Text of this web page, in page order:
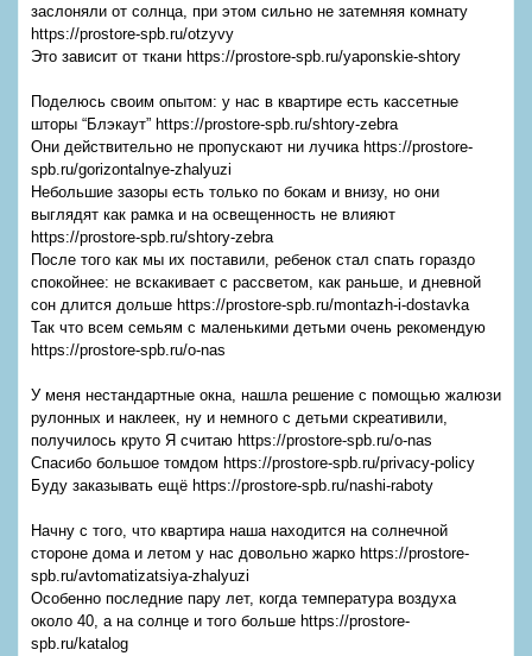
заслоняли от солнца, при этом сильно не затемняя комнату
https://prostore-spb.ru/otzyvy
Это зависит от ткани https://prostore-spb.ru/yaponskie-shtory
Поделюсь своим опытом: у нас в квартире есть кассетные
шторы “Блэкаут” https://prostore-spb.ru/shtory-zebra
Они действительно не пропускают ни лучика https://prostore-
spb.ru/gorizontalnye-zhalyuzi
Небольшие зазоры есть только по бокам и внизу, но они
выглядят как рамка и на освещенность не влияют
https://prostore-spb.ru/shtory-zebra
После того как мы их поставили, ребенок стал спать гораздо
спокойнее: не вскакивает с рассветом, как раньше, и дневной
сон длится дольше https://prostore-spb.ru/montazh-i-dostavka
Так что всем семьям с маленькими детьми очень рекомендую
https://prostore-spb.ru/o-nas
У меня нестандартные окна, нашла решение с помощью жалюзи
рулонных и наклеек, ну и немного с детьми скреативили,
получилось круто Я считаю https://prostore-spb.ru/o-nas
Спасибо большое томдом https://prostore-spb.ru/privacy-policy
Буду заказывать ещё https://prostore-spb.ru/nashi-raboty
Начну с того, что квартира наша находится на солнечной
стороне дома и летом у нас довольно жарко https://prostore-
spb.ru/avtomatizatsiya-zhalyuzi
Особенно последние пару лет, когда температура воздуха
около 40, а на солнце и того больше https://prostore-
spb.ru/katalog